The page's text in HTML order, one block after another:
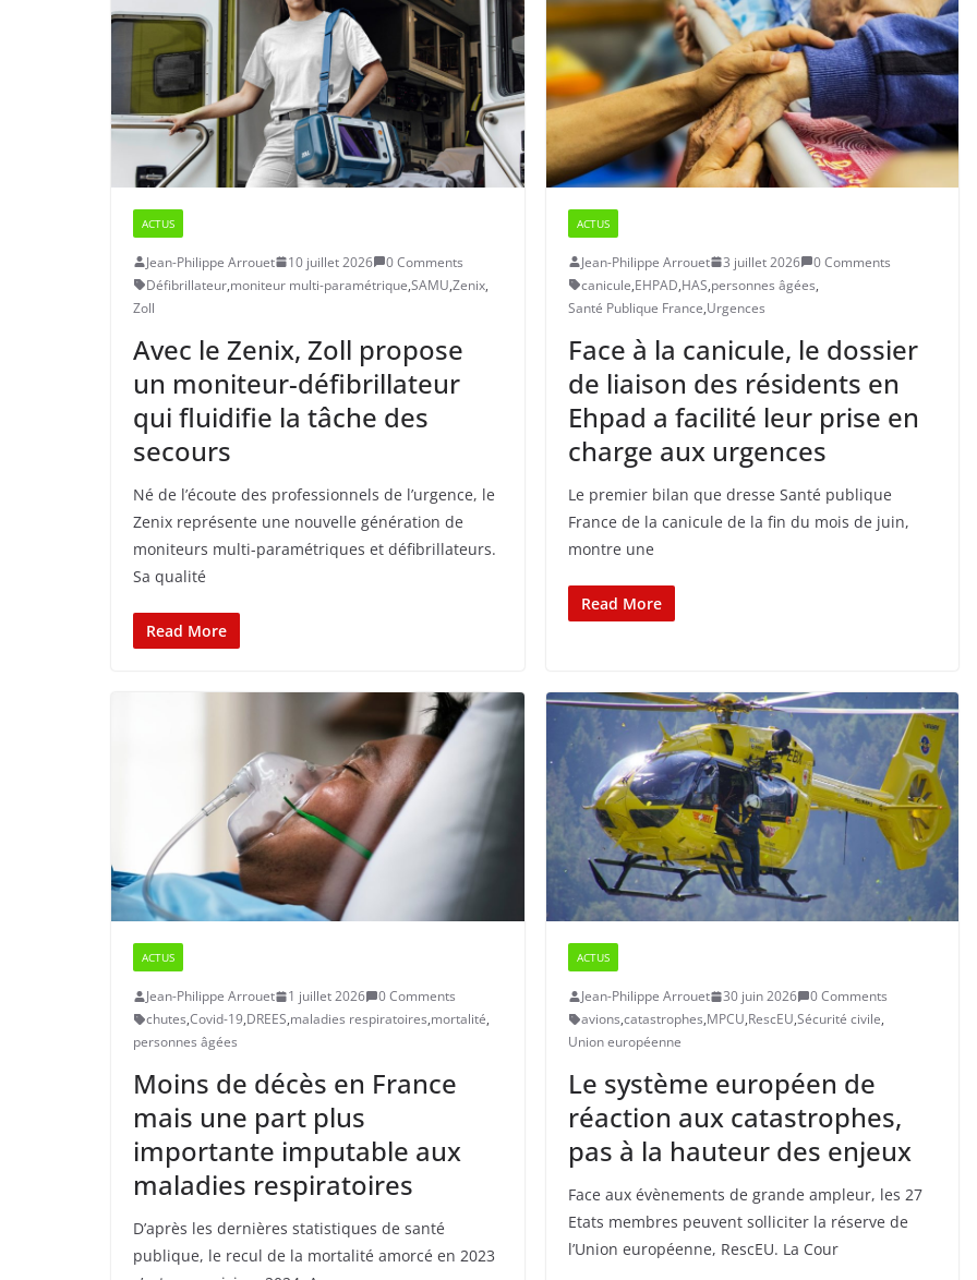
ACTUS
Jean-Philippe Arrouet 10 juillet 2026
0 Comments
Défibrillateur,moniteur multi-paramétrique,SAMU,Zenix,
Zoll
Avec le Zenix, Zoll propose
un moniteur-défibrillateur
qui fluidifie la tâche des
secours
Né de l’écoute des professionnels de l’urgence, le
Zenix représente une nouvelle génération de
moniteurs multi-paramétriques et défibrillateurs.
Sa qualité
Read More
ACTUS
Jean-Philippe Arrouet 3 juillet 2026
0 Comments
canicule,EHPAD,HAS,personnes âgées,
Santé Publique France,Urgences
Face à la canicule, le dossier
de liaison des résidents en
Ehpad a facilité leur prise en
charge aux urgences
Le premier bilan que dresse Santé publique
France de la canicule de la fin du mois de juin,
montre une
Read More
ACTUS
Jean-Philippe Arrouet 1 juillet 2026
0 Comments
chutes,Covid-19,DREES,maladies respiratoires,mortalité,
personnes âgées
Moins de décès en France
mais une part plus
importante imputable aux
maladies respiratoires
D’après les dernières statistiques de santé
publique, le recul de la mortalité amorcé en 2023
ACTUS
Jean-Philippe Arrouet 30 juin 2026
0 Comments
avions,catastrophes,MPCU,RescEU,Sécurité civile,
Union européenne
Le système européen de
réaction aux catastrophes,
pas à la hauteur des enjeux
Face aux évènements de grande ampleur, les 27
Etats membres peuvent solliciter la réserve de
l’Union européenne, RescEU. La Cour